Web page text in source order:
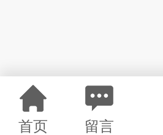
首页 留言